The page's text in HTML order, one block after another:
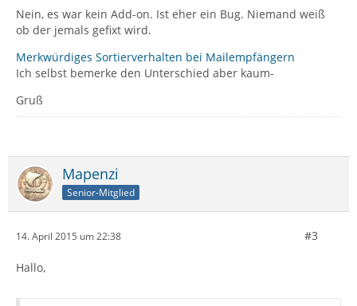
Nein, es war kein Add-on. Ist eher ein Bug. Niemand weiß
ob der jemals gefixt wird.
Merkwürdiges Sortierverhalten bei Mailempfängern
Ich selbst bemerke den Unterschied aber kaum-
Gruß
Mapenzi
Senior-Mitglied
14. April 2015 um 22:38 #3
Hallo,